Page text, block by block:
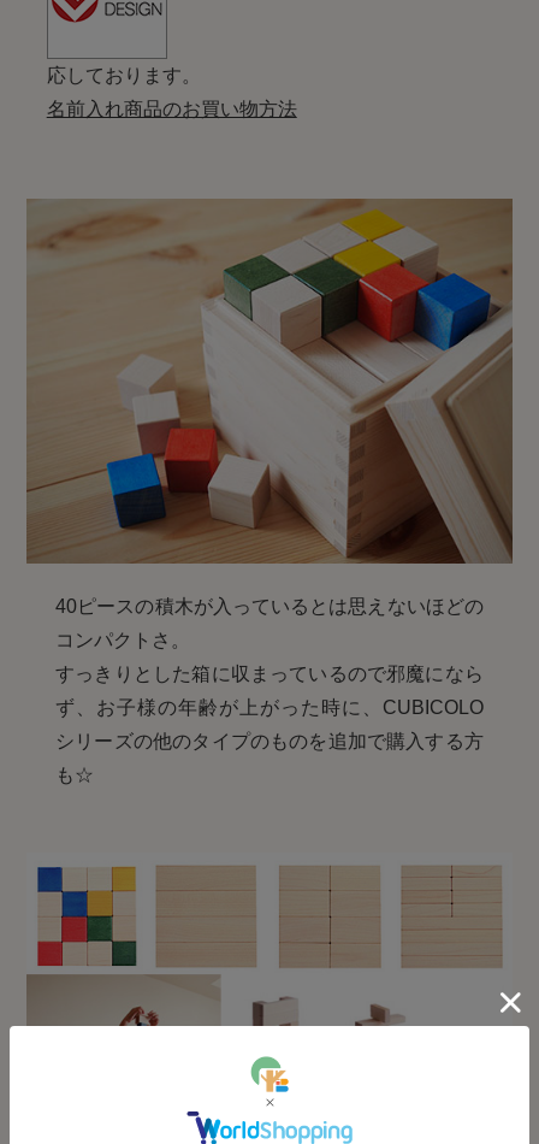
応しております。
名前入れ商品のお買い物方法
40ピースの積木が入っているとは思えないほどの
コンパクトさ。
すっきりとした箱に収まっているので邪魔になら
ず、お子様の年齢が上がった時に、CUBICOLO
シリーズの他のタイプのものを追加で購入する方
も☆